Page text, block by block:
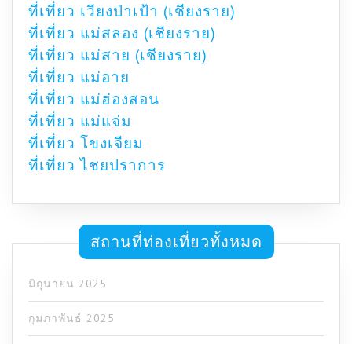
ที่เที่ยว เวียงป่าเป้า (เชียงราย)
ที่เที่ยว แม่สลอง (เชียงราย)
ที่เที่ยว แม่สาย (เชียงราย)
ที่เที่ยว แม่อาย
ที่เที่ยว แม่ฮ่องสอน
ที่เที่ยว แม่แจ่ม
ที่เที่ยว โขงเจียม
ที่เที่ยว ไชยปราการ
สถานที่ท่องเที่ยวทั้งหมด
มิถุนายน 2025
กุมภาพันธ์ 2025